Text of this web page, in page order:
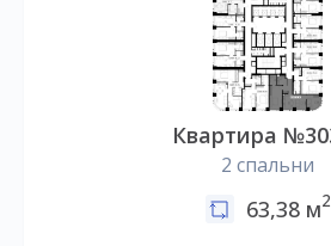
Квартира
2 спальни
63,38 м2